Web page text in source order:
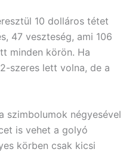
10 dolláros tétet
47 veszteség, ami 106
minden körön. Ha
szeres lett volna, de a
szimbolumok négyesével
is vehet a golyó
körben csak kicsi